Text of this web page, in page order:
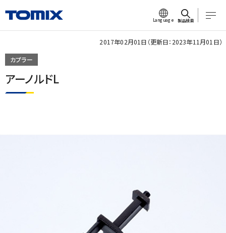
Language 製品検索
カプラー
アーノルドL
2017年02月01日（更新日：2023年11月01日）